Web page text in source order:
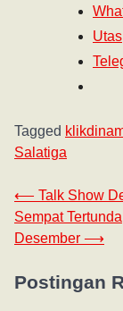
Utas
Tagged
Salatiga
⟵ Talk Show
Sempat
Desember ⟶
Postingan